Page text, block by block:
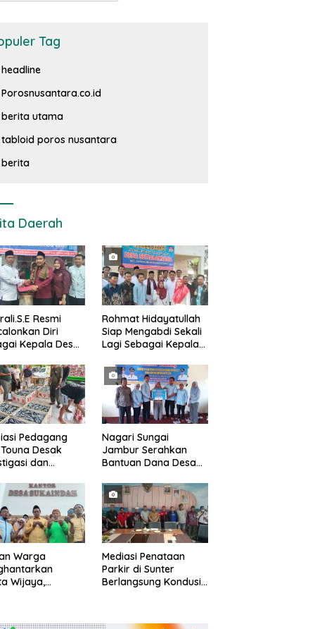
Tag
headline
Porosnusantara.co.id
berita utama
tabloid poros nusantara
berita
Daerah
Resmi
Diri
Kepala Desa
Rohmat Hidayatullah
Siap Mengabdi Sekali
Lagi Sebagai Kepala
Pedagang
Desak
dan
Nagari Sungai
Jambur Serahkan
Bantuan Dana Desa
Warga
Wijaya,
Mediasi Penataan
Parkir di Sunter
Berlangsung Kondusif,